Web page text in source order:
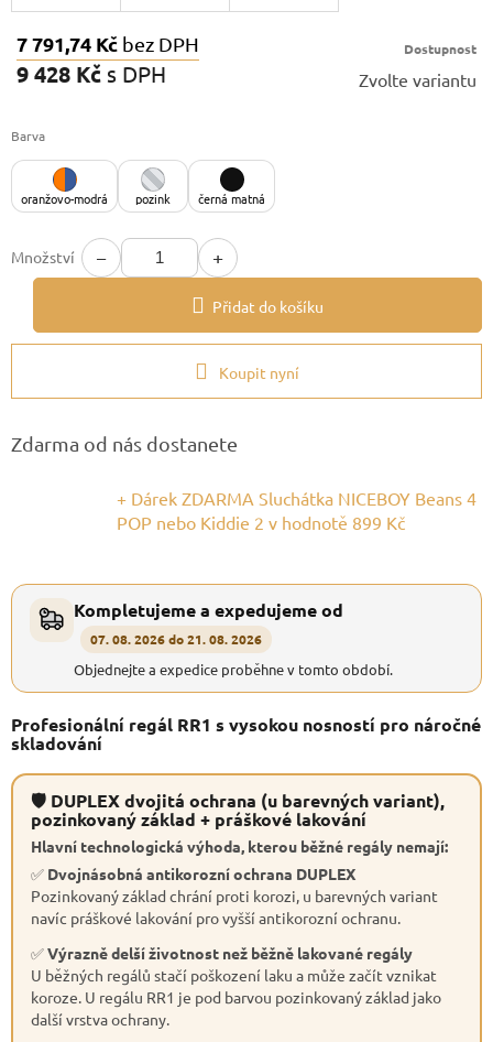
7 791,74 Kč bez DPH
9 428 Kč s DPH
Dostupnost
Zvolte variantu
Barva
oranžovo-modrá pozink černá matná
Množství − +
Přidat do košíku
Koupit nyní
Zdarma od nás dostanete
+ Dárek ZDARMA Sluchátka NICEBOY Beans 4
POP nebo Kiddie 2 v hodnotě 899 Kč
Kompletujeme a expedujeme od
07. 08. 2026 do 21. 08. 2026
Objednejte a expedice proběhne v tomto období.
Profesionální regál RR1 s vysokou nosností pro náročné
skladování
🛡 DUPLEX dvojitá ochrana (u barevných variant),
pozinkovaný základ + práškové lakování
Hlavní technologická výhoda, kterou běžné regály nemají:
✅ Dvojnásobná antikorozní ochrana DUPLEX
Pozinkovaný základ chrání proti korozi, u barevných variant
navíc práškové lakování pro vyšší antikorozní ochranu.
✅Výrazně delší životnost než běžně lakované regály
U běžných regálů stačí poškození laku a může začít vznikat
koroze. U regálu RR1 je pod barvou pozinkovaný základ jako
další vrstva ochrany.